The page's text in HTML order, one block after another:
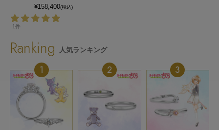
¥158,400(税込)
1件
Ranking 人気ランキング
1 2 3